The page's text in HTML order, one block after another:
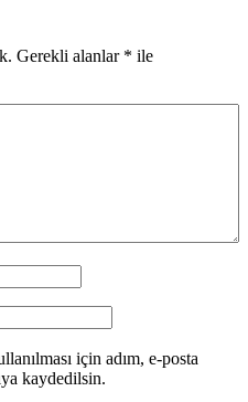
Gerekli alanlar * ile
için adım, e-posta
kaydedilsin.